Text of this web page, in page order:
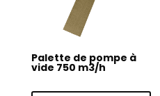
Palette de pompe à
vide 750 m3/h